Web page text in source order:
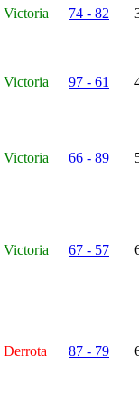
Victoria 74 - 82
Victoria 97 - 61
Victoria 66 - 89
Victoria 67 - 57
Derrota 87 - 79